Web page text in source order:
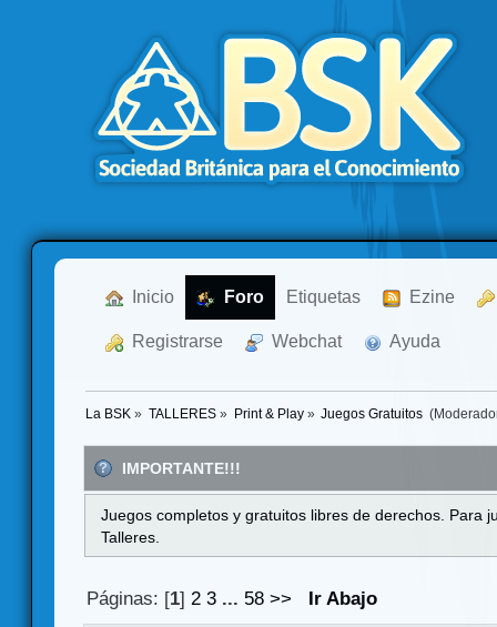
Inicio Foro Etiquetas Ezine
Registrarse Webchat Ayuda
La BSK » TALLERES» Print & Play» Juegos Gratuitos
IMPORTANTE!!!
Juegos completos y gratuitos libres de derechos. Para
Talleres.
Páginas: [1] 2 3 ... 58 >>
Ir Abajo